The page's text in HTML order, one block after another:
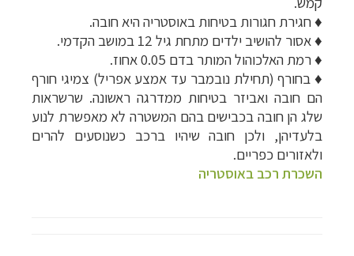
♦ חגירת חגורות בטיחות באוסטריה היא חובה.
♦ אסור להושיב ילדים מתחת גיל 12 במושב הקדמי.
♦ רמת האלכוהול המותר בדם 0.05 אחוז.
♦ בחורף (תחילת נובמבר עד אמצע אפריל) צמיגי חורף
הם חובה ואביזר בטיחות ממדרגה ראשונה. שרשראות
שלג הן חובה בכבישים בהם המשטרה לא מאפשרת לנוע
בלעדיהן, ולכן חובה שיהיו ברכב כשנוסעים להרים
ולאזורים כפריים.
השכרת רכב באוסטריה